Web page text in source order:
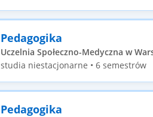
Pedagogika
Uczelnia Społeczno-Medyczna w
studia niestacjonarne • 6 semestrów
Pedagogika